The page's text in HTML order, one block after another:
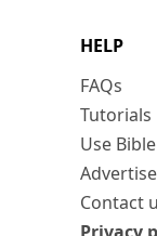
HELP
FAQs
Tutorials
Use
Contact